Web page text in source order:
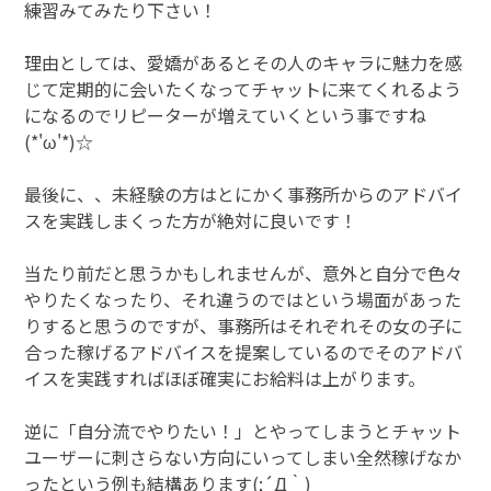
練習みてみたり下さい！
理由としては、愛嬌があるとその人のキャラに魅力を感
じて定期的に会いたくなってチャットに来てくれるよう
になるのでリピーターが増えていくという事ですね
(*'ω'*)☆
最後に、、未経験の方はとにかく事務所からのアドバイ
スを実践しまくった方が絶対に良いです！
当たり前だと思うかもしれませんが、意外と自分で色々
やりたくなったり、それ違うのではという場面があった
りすると思うのですが、事務所はそれぞれその女の子に
合った稼げるアドバイスを提案しているのでそのアドバ
イスを実践すればほぼ確実にお給料は上がります。
逆に「自分流でやりたい！」とやってしまうとチャット
ユーザーに刺さらない方向にいってしまい全然稼げなか
ったという例も結構あります(;´Д｀)